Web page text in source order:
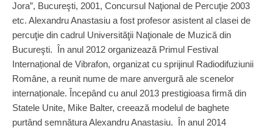
Jora”, Bucureşti, 2001, Concursul Naţional de Percuţie 2003
etc. Alexandru Anastasiu a fost profesor asistent al clasei de
percuţie din cadrul Universităţii Naţionale de Muzică din
Bucureşti. În anul 2012 organizează Primul Festival
Internațional de Vibrafon, organizat cu sprijinul Radiodifuziunii
Române, a reunit nume de mare anvergură ale scenelor
internaționale. Începând cu anul 2013 prestigioasa firmă din
Statele Unite, Mike Balter, creează modelul de baghete
purtând semnătura Alexandru Anastasiu. În anul 2014